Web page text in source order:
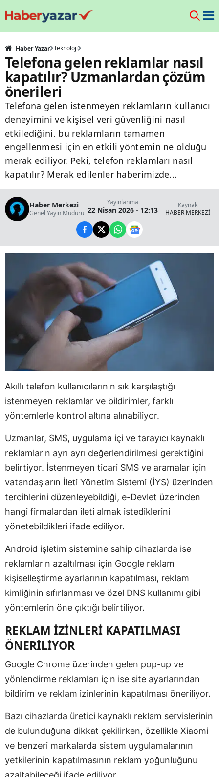
Haber Yazar Teknoloji
Telefona gelen reklamlar nasıl
kapatılır? Uzmanlardan çözüm
önerileri
Telefona gelen istenmeyen reklamların kullanıcı
deneyimini ve kişisel veri güvenliğini nasıl
etkilediğini, bu reklamların tamamen
engellenmesi için en etkili yöntemin ne olduğu
merak ediliyor. Peki, telefon reklamları nasıl
kapatılır? Merak edilenler haberimizde...
Haber Merkezi
Genel Yayın Müdürü
Yayınlanma
22 Nisan 2026 - 12:13
Kaynak
HABER MERKEZİ
Akıllı telefon kullanıcılarının sık karşılaştığı
istenmeyen reklamlar ve bildirimler, farklı
yöntemlerle kontrol altına alınabiliyor.
Uzmanlar, SMS, uygulama içi ve tarayıcı kaynaklı
reklamların ayrı ayrı değerlendirilmesi gerektiğini
belirtiyor. İstenmeyen ticari SMS ve aramalar için
vatandaşların İleti Yönetim Sistemi (İYS) üzerinden
tercihlerini düzenleyebildiği, e-Devlet üzerinden
hangi firmalardan ileti almak istediklerini
yönetebildikleri ifade ediliyor.
Android işletim sistemine sahip cihazlarda ise
reklamların azaltılması için Google reklam
kişiselleştirme ayarlarının kapatılması, reklam
kimliğinin sıfırlanması ve özel DNS kullanımı gibi
yöntemlerin öne çıktığı belirtiliyor.
REKLAM İZİNLERİ KAPATILMASI
ÖNERİLİYOR
Google Chrome üzerinden gelen pop-up ve
yönlendirme reklamları için ise site ayarlarından
bildirim ve reklam izinlerinin kapatılması öneriliyor.
Bazı cihazlarda üretici kaynaklı reklam servislerinin
de bulunduğuna dikkat çekilirken, özellikle Xiaomi
ve benzeri markalarda sistem uygulamalarının
yetkilerinin kapatılmasının reklam yoğunluğunu
azaltabileceği ifade ediliyor.